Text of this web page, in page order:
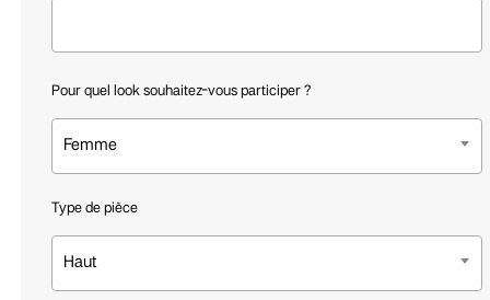
Pour quel look souhaitez-vous participer ?
Femme
Type de pièce
Haut